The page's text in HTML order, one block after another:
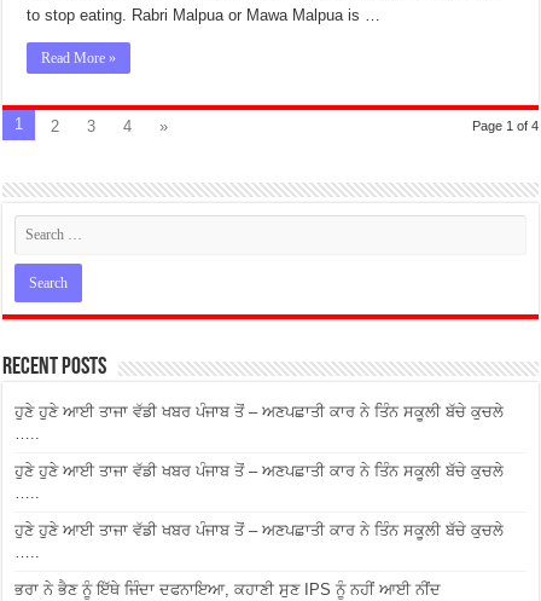
to stop eating. Rabri Malpua or Mawa Malpua is …
Read More »
Page 1 of 4
1 2 3 4 »
Recent Posts
ਹੁਣੇ ਹੁਣੇ ਆਈ ਤਾਜਾ ਵੱਡੀ ਖਬਰ ਪੰਜਾਬ ਤੋਂ – ਅਣਪਛਾਤੀ ਕਾਰ ਨੇ ਤਿੰਨ ਸਕੂਲੀ ਬੱਚੇ ਕੁਚਲੇ
ਹੁਣੇ ਹੁਣੇ ਆਈ ਤਾਜਾ ਵੱਡੀ ਖਬਰ ਪੰਜਾਬ ਤੋਂ – ਅਣਪਛਾਤੀ ਕਾਰ ਨੇ ਤਿੰਨ ਸਕੂਲੀ ਬੱਚੇ ਕੁਚਲੇ
ਹੁਣੇ ਹੁਣੇ ਆਈ ਤਾਜਾ ਵੱਡੀ ਖਬਰ ਪੰਜਾਬ ਤੋਂ – ਅਣਪਛਾਤੀ ਕਾਰ ਨੇ ਤਿੰਨ ਸਕੂਲੀ ਬੱਚੇ ਕੁਚਲੇ
ਭਰਾ ਨੇ ਭੈਣ ਨੂੰ ਇੱਥੇ ਜਿੰਦਾ ਦਫਨਾਇਆ, ਕਹਾਣੀ ਸੁਣ IPS ਨੂੰ ਨਹੀਂ ਆਈ ਨੀਂਦ